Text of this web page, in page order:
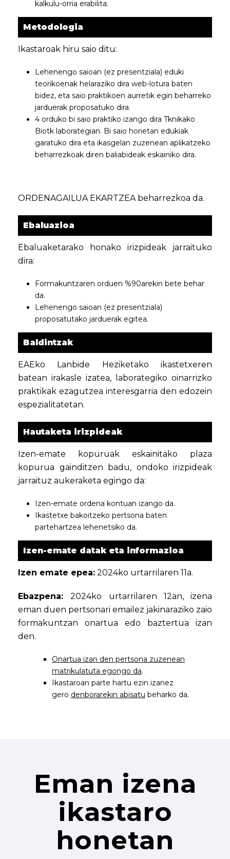
kalkulu-orria erabilita.
Metodologia
Ikastaroak hiru saio ditu:
Lehenengo saioan (ez presentziala) eduki
teorikoenak helaraziko dira web-lotura baten
bidez, eta saio praktikoen aurretik egin beharreko
jarduerak proposatuko dira.
4 orduko bi saio praktiko izango dira Tknikako
Biotk laborategian. Bi saio horietan edukiak
garatuko dira eta ikasgelan zuzenean aplikatzeko
beharrezkoak diren baliabideak eskainiko dira.
ORDENAGAILUA EKARTZEA beharrezkoa da.
Ebaluazioa
Ebaluaketarako honako irizpideak jarraituko
dira:
Formakuntzaren orduen %90arekin bete behar
da.
Lehenengo saioan (ez presentziala)
proposatutako jarduerak egitea.
Baldintzak
EAEko Lanbide Heziketako ikastetxeren
batean irakasle izatea, laborategiko oinarrizko
praktikak ezagutzea interesgarria den edozein
espezialitatetan.
Hautaketa irizpideak
Izen-emate kopuruak eskainitako plaza
kopurua gainditzen badu, ondoko irizpideak
jarraituz aukeraketa egingo da:
Izen-emate ordena kontuan izango da.
Ikastetxe bakoitzeko pertsona baten
partehartzea lehenetsiko da.
Izen-emate datak eta informazioa
Izen emate epea: 2024ko urtarrilaren 11a.
Ebazpena:2024ko urtarrilaren 12an, izena
eman duen pertsonari emailez jakinaraziko zaio
formakuntzan onartua edo baztertua izan
den.
Onartua izan den pertsona zuzenean
matrikulatuta egongo da.
Ikastaroan parte hartu ezin izanez
gero denborarekin abisatu beharko da.
Eman izena
ikastaro
honetan